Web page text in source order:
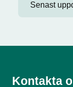
Senast
Kontakta